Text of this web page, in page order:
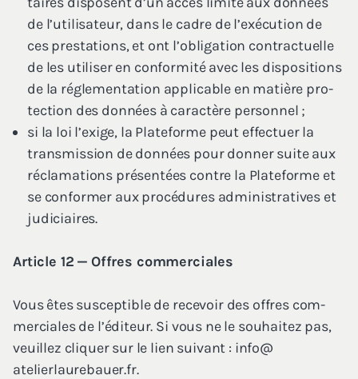
de l’u­ti­li­sa­teur, dans le cadre de l’exé­cu­tion de
ces pres­ta­tions, et ont l’o­bli­ga­tion contrac­tuelle
de les uti­li­ser en confor­mi­té avec les dis­po­si­tions
de la régle­men­ta­tion appli­cable en matière pro­
tec­tion des don­nées à carac­tère personnel ;
si la loi l’exige, la Pla­te­forme peut effec­tuer la
trans­mis­sion de don­nées pour don­ner suite aux
récla­ma­tions pré­sen­tées contre la Pla­te­forme et
se confor­mer aux pro­cé­dures admi­nis­tra­tives et
judiciaires.
Article 12 — Offres commerciales
Vous êtes sus­cep­tible de rece­voir des offres com­
mer­ciales de l’é­di­teur. Si vous ne le sou­hai­tez pas,
veuillez cli­quer sur le lien sui­vant : info@​
atelierlaurebauer.​fr.